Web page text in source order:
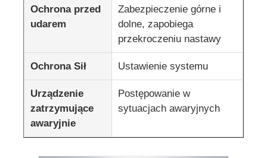
Ochrona przed
udarem
Zabezpieczenie górne i
dolne, zapobiega
przekroczeniu nastawy
Ochrona Sił Ustawienie systemu
Urządzenie
zatrzymujące
awaryjnie
Postępowanie w
sytuacjach awaryjnych